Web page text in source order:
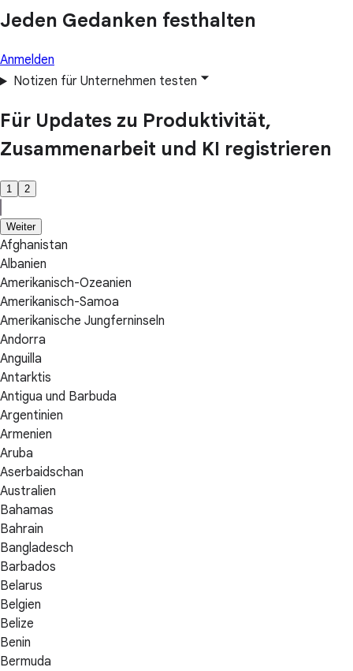
Jeden Gedanken festhalten
Anmelden
Notizen für Unternehmen testen
Für Updates zu Produktivität,
Zusammenarbeit und KI registrieren
1 2
Weiter
Afghanistan
Albanien
Amerikanisch-Ozeanien
Amerikanisch-Samoa
Amerikanische Jungferninseln
Andorra
Anguilla
Antarktis
Antigua und Barbuda
Argentinien
Armenien
Aruba
Aserbaidschan
Australien
Bahamas
Bahrain
Bangladesch
Barbados
Belarus
Belgien
Belize
Benin
Bermuda